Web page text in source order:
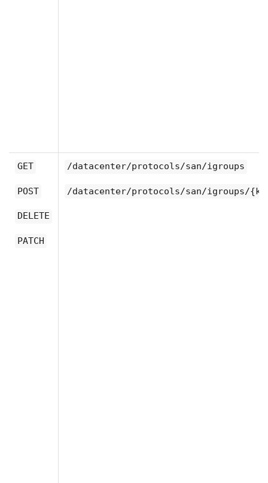
GET
POST
DELETE
PATCH
/datacenter/protocols/san/igroups
/datacenter/protocols/san/igroups/